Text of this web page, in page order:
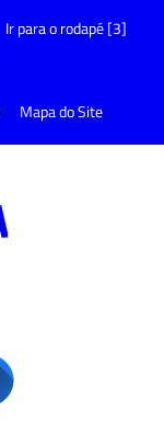
Ir para o rodapé [3]
Mapa do Site